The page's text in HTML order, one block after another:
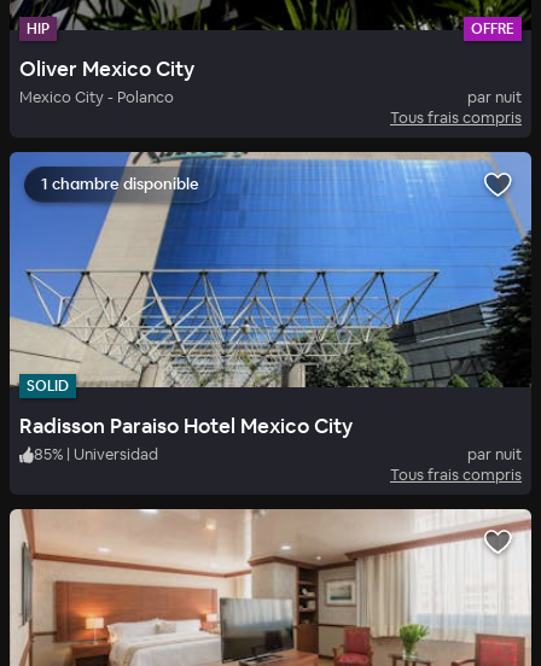
HIP OFFRE
Oliver Mexico City
Mexico City - Polanco
par nuit
Tous frais compris
1 chambre disponible
SOLID
Radisson Paraiso Hotel Mexico City
85% | Universidad
par nuit
Tous frais compris